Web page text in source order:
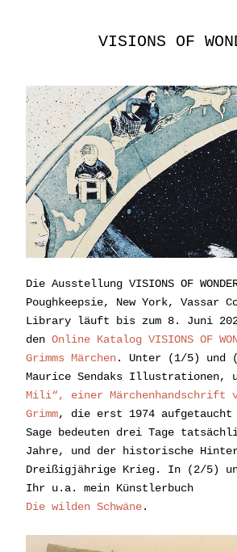
VISIONS OF
Die Ausstellung VISIONS OF
Poughkeepsie, New York, Vassar
Library läuft bis zum 8. Juni
den Online Katalog VISIONS OF
Grimms Märchen. Unter (1/5) und
Maurice Sendaks Illustrationen,
Mili“, einer Märchenhandschrift
Grimm, die erst 1974
Sage bedeuten drei Tage
Jahre, und der historische
Dreißigjährige Krieg. In (2/5)
Ihr u.a. mein Künstlerbuch
Die wilden Schwäne.